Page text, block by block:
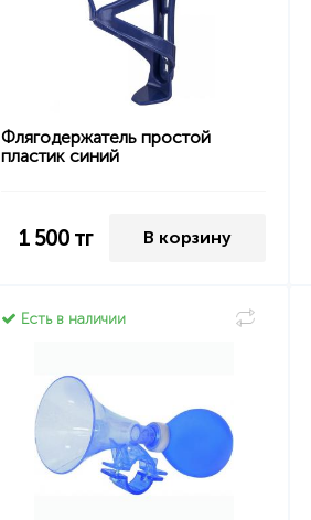
Флягодержатель простой
пластик синий
1 500тг В корзину
Есть в наличии